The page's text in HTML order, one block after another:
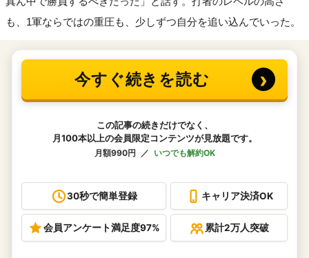
も、1軍ならではの重圧も、少しずつ自分を追い込んでいった。